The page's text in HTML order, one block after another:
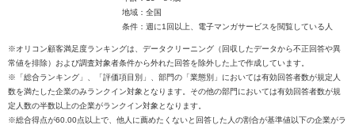
地域：全国
条件：週に1回以上、電子マンガサービスを閲覧している人
※オリコン顧客満足度ランキングは、データクリーニング（回収したデータから不正回答や異
常値を排除）および調査対象者条件から外れた回答を除外した上で作成しています。
※「総合ランキング」、「評価項目別」、部門の「業態別」においては有効回答者数が規定人
数を満たした企業のみランクイン対象となります。その他の部門においては有効回答者数が規
定人数の半数以上の企業がランクイン対象となります。
※総合得点が60.00点以上で、他人に薦めたくないと回答した人の割合が基準値以下の企業がラ